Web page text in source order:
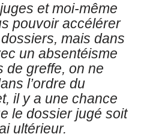
et moi-même
pouvoir accélérer
mais dans
un absentéisme
de greffe, on ne
l’ordre du
, il y a une chance
le dossier jugé soit
ultérieur.